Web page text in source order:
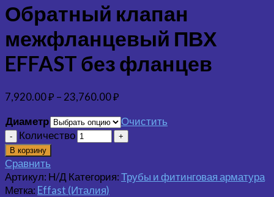
Обратный клапан
межфланцевый ПВХ
EFFAST без фланцев
7,920.00₽ – 23,760.00₽
Диаметр
Очистить
Количество
В корзину
Сравнить
Артикул: Н/Д Категория:Трубы и фитинговая арматура
Метка: Effast (Италия)